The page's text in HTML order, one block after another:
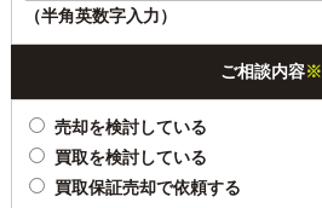
（半角英数字入力）
ご相談内容※
売却を検討している
買取を検討している
買取保証売却で依頼する